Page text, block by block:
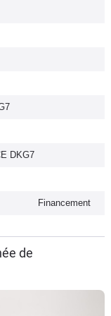
DKG7
Financement
de